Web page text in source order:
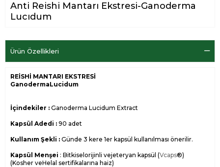
Anti Reishi Mantarı Ekstresi-Ganoderma
Lucıdum
Ürün Özellikleri
REİSHİ MANTARI EKSTRESİ
GanodermaLucidum
İçindekiler : Ganoderma Lucidum Extract
Kapsül Adedi : 90 adet
Kullanım Şekli : Günde 3 kere 1er kapsül kullanılması önerilir.
Kapsül Menşei : Bitkiselorijinli vejeteryan kapsül (Vcaps®)
(Kosher veHelal sertifikalarına haiz)